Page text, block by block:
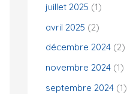
:
juillet 2025 (1)
avril 2025 (2)
décembre 2024 (2)
novembre 2024 (1)
septembre 2024 (1)